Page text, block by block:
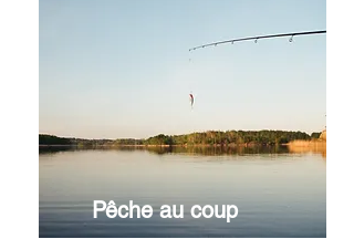
Pêche au coup